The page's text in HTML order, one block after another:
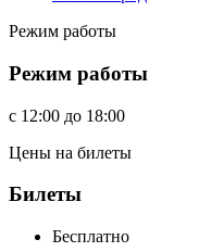
Режим работы
Режим работы
c 12:00 до 18:00
Цены на билеты
Билеты
Бесплатно